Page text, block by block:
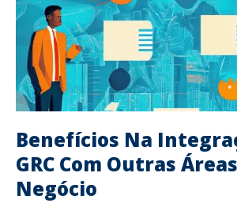
Benefícios Na
GRC Com Outras
Negócio